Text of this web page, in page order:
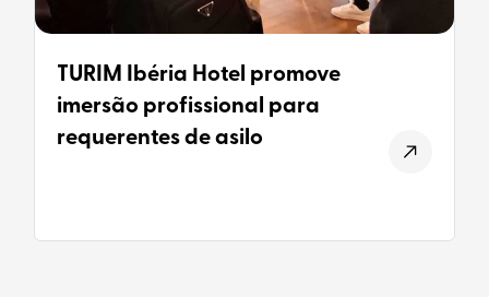
TURIM Ibéria Hotel promove
imersão profissional para
requerentes de asilo